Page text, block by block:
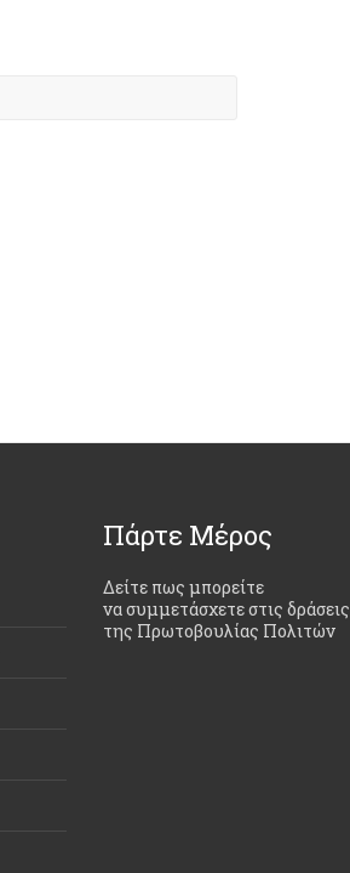
Πάρτε Μέρος
Δείτε πως μπορείτε
να συμμετάσχετε στις δράσεις
της Πρωτοβουλίας Πολιτών